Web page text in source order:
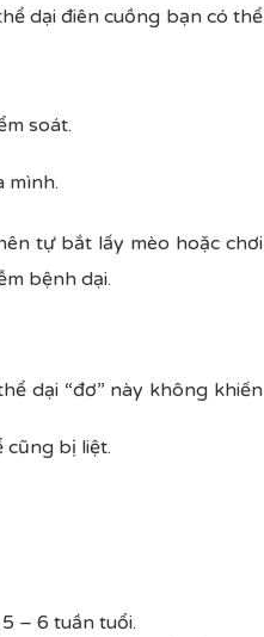
dại điên cuồng bạn có thể
soát.
mình.
tự bắt lấy mèo hoặc chơi
bệnh dại.
dại “đơ” này không khiến
cũng bị liệt.
– 6 tuần tuổi.